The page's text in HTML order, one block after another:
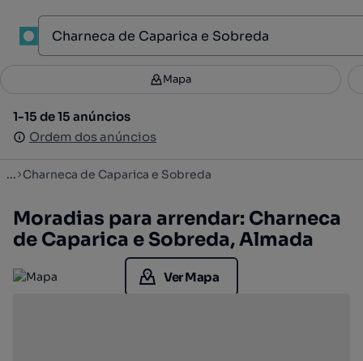
Filtros 3
1-15 de 15 anúncios
Ordem dos anúncios
Mapa
1-15 de 15 anúncios
Ordem dos anúncios
... Charneca de Caparica e Sobreda
Moradias para arrendar: Charneca
de Caparica e Sobreda, Almada
Ver Mapa